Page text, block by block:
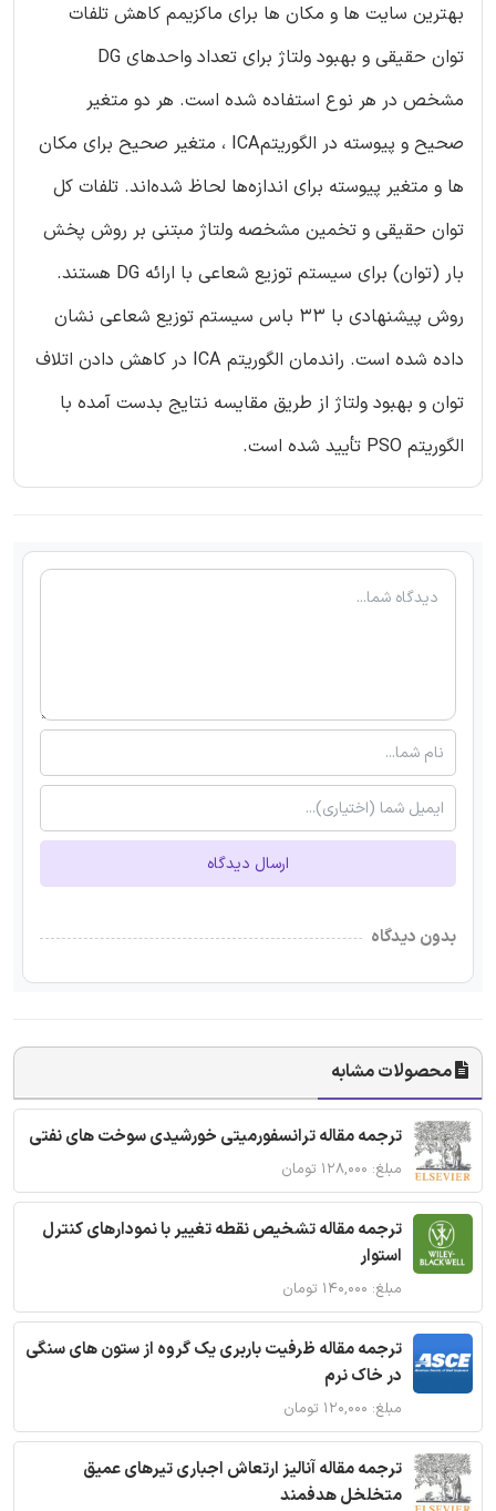
بهترین سایت ها و مکان ها برای ماکزیمم کاهش تلفات
توان حقیقی و بهبود ولتاژ برای تعداد واحدهای DG
مشخص در هر نوع استفاده شده است. هر دو متغیر
صحیح و پیوسته در الگوریتمICA ، متغیر صحیح برای مکان
ها و متغیر پیوسته برای اندازه‌ها لحاظ شده‌اند. تلفات کل
توان حقیقی و تخمین مشخصه ولتاژ مبتنی بر روش پخش
بار (توان) برای سیستم توزیع شعاعی با ارائه DG هستند.
روش پیشنهادی با 33 باس سیستم توزیع شعاعی نشان
داده شده است. راندمان الگوریتم ICA در کاهش دادن اتلاف
توان و بهبود ولتاژ از طریق مقایسه نتایج بدست آمده با
الگوریتم PSO تأیید شده است.
ارسال دیدگاه
بدون دیدگاه
محصولات مشابه
ترجمه مقاله ترانسفورمیتی خورشیدی سوخت های نفتی
مبلغ: ۱۲۸,۰۰۰ تومان
ترجمه مقاله تشخیص نقطه تغییر با نمودارهای کنترل
استوار
مبلغ: ۱۴۰,۰۰۰ تومان
ترجمه مقاله ظرفیت باربری یک گروه از ستون های سنگی
در خاک نرم
مبلغ: ۱۲۰,۰۰۰ تومان
ترجمه مقاله آنالیز ارتعاش اجباری تیرهای عمیق
متخلخل هدفمند